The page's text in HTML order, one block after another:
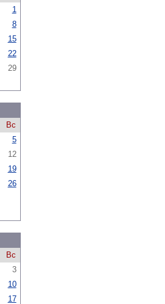
1
8
15
22
29
Вс
5
12
19
26
Вс
3
10
17